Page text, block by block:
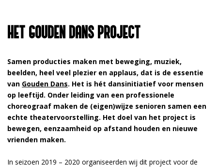
HET GOUDEN DANS PROJECT
Samen producties maken met beweging, muziek,
beelden, heel veel plezier en applaus, dat is de essentie
van Gouden Dans. Het is hét dansinitiatief voor mensen
op leeftijd. Onder leiding van een professionele
choreograaf maken de (eigen)wijze senioren samen een
echte theatervoorstelling. Het doel van het project is
bewegen, eenzaamheid op afstand houden en nieuwe
vrienden maken.
In seizoen 2019 – 2020 organiseerden wij dit project voor de